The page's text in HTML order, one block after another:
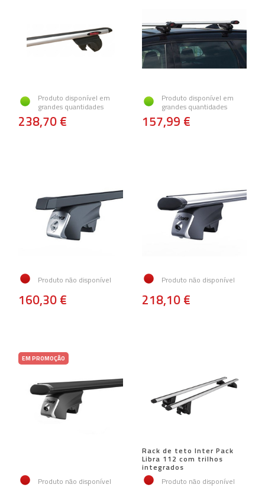
Produto disponível em
grandes quantidades
238,70 €
Produto disponível em
grandes quantidades
157,99 €
Produto não disponível
160,30 €
Produto não disponível
218,10 €
EM PROMOÇÃO
Produto não disponível
Rack de teto Inter Pack
Libra 112 com trilhos
integrados
Produto não disponível